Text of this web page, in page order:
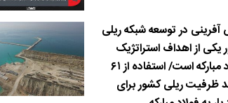
در توسعه شبکه ریلی
یکی از اهداف استراتژیک
فولاد مبارکه است/ استفاده از ۶۱
ظرفیت ریلی کشور برای